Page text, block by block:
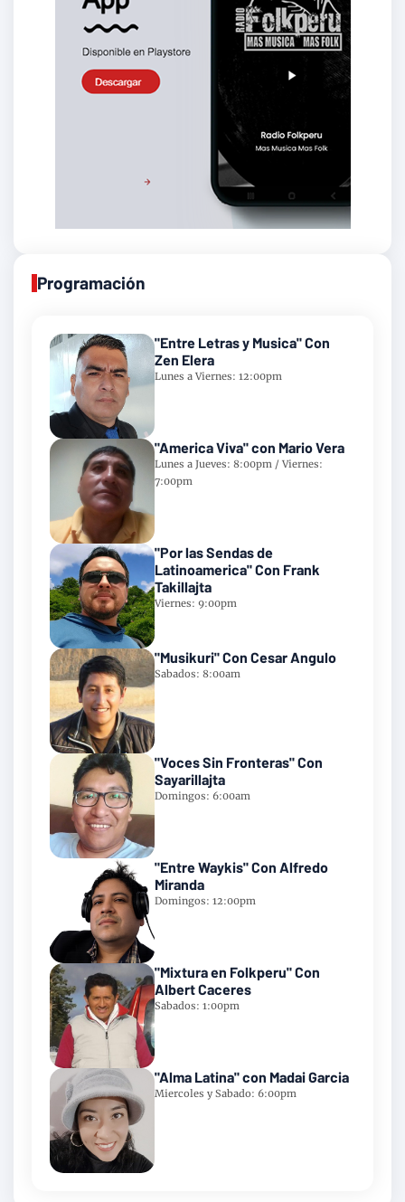
Programación
"Entre Letras y Musica" Con
Zen Elera
Lunes a Viernes: 12:00pm
"America Viva" con Mario Vera
Lunes a Jueves: 8:00pm / Viernes:
7:00pm
"Por las Sendas de
Latinoamerica" Con Frank
Takillajta
Viernes: 9:00pm
"Musikuri" Con Cesar Angulo
Sabados: 8:00am
"Voces Sin Fronteras" Con
Sayarillajta
Domingos: 6:00am
"Entre Waykis" Con Alfredo
Miranda
Domingos: 12:00pm
"Mixtura en Folkperu" Con
Albert Caceres
Sabados: 1:00pm
"Alma Latina" con Madai Garcia
Miercoles y Sabado: 6:00pm